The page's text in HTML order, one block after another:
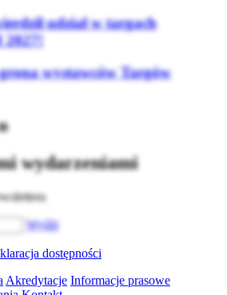
udział w targach
grona wystawców Targów
wydarzeniami
Wyślij
dostępności
Akredytacje Informacje prasowe